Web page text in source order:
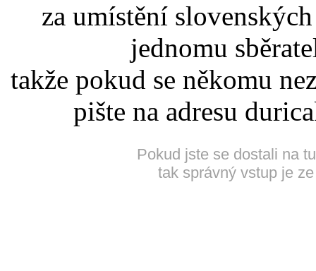
za umístění
jednomu
takže pokud se někomu
pište na adresu
Pokud jste se dostali na
tak správný vstup je